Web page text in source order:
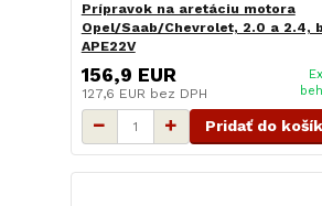
Prípravok na aretáciu motora
Opel/Saab/Chevrolet, 2.0 a 2.4,
APE22V
156,9 EUR
127,6 EUR bez DPH
Pridať do